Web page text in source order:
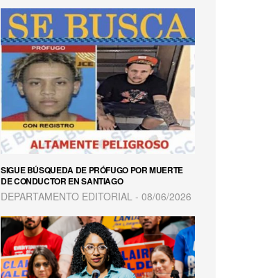
SIGUE BÚSQUEDA DE PRÓFUGO POR MUERTE
DE CONDUCTOR EN SANTIAGO
DEPARTAMENTO EDITORIAL 08/06/2026